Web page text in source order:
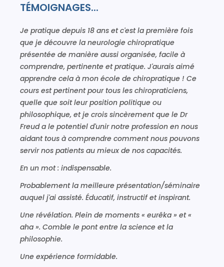
TÉMOIGNAGES...
Je pratique depuis 18 ans et c'est la première fois
que je découvre la neurologie chiropratique
présentée de manière aussi organisée, facile à
comprendre, pertinente et pratique. J'aurais aimé
apprendre cela à mon école de chiropratique ! Ce
cours est pertinent pour tous les chiropraticiens,
quelle que soit leur position politique ou
philosophique, et je crois sincèrement que le Dr
Freud a le potentiel d'unir notre profession en nous
aidant tous à comprendre comment nous pouvons
servir nos patients au mieux de nos capacités.
En un mot : indispensable.
Probablement la meilleure présentation/séminaire
auquel j'ai assisté. Éducatif, instructif et inspirant.
Une révélation. Plein de moments « eurêka » et «
aha ». Comble le pont entre la science et la
philosophie.
Une expérience formidable.​